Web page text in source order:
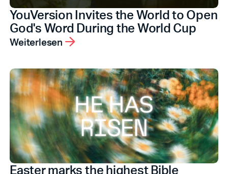
YouVersion Invites the World to Open
God's Word During the World Cup
Weiterlesen
Easter marks the highest Bible